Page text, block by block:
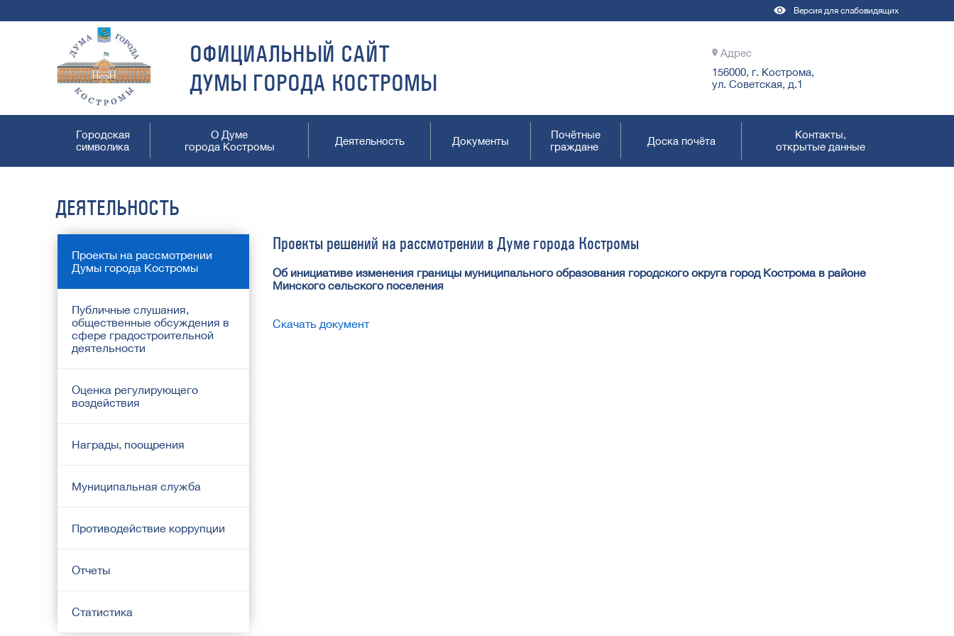
Версия для слабовидящих
ОФИЦИАЛЬНЫЙ САЙТ
ДУМЫ ГОРОДА КОСТРОМЫ
Адрес
156000, г. Кострома,
ул. Советская, д.1
Городская
символика
О Думе
города Костромы
Деятельность Документы
Почётные
граждане
Доска почёта
Контакты,
открытые данные
ДЕЯТЕЛЬНОСТЬ
Проекты на рассмотрении
Думы города Костромы
Публичные слушания,
общественные обсуждения в
сфере градостроительной
деятельности
Оценка регулирующего
воздействия
Награды, поощрения
Муниципальная служба
Противодействие коррупции
Отчеты
Статистика
Проекты решений на рассмотрении в Думе города Костромы
Об инициативе изменения границы муниципального образования городского округа город Кострома в районе
Минского сельского поселения
Скачать документ